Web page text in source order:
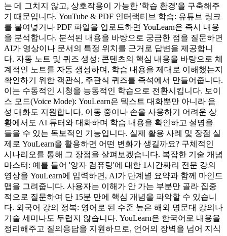
는 데 그치지 않고, 상호작용이 가능한 '학습 환경'을 구축해주
기 때문입니다. YouTube & PDF 인터랙티브 학습: 유튜브 링크
를 붙여넣거나 PDF 파일을 업로드하면 YouLearn은 즉시 내용
을 분석합니다. 분석된 내용을 바탕으로 궁금한 점을 질문하면
AI가 영상이나 문서의 특정 위치를 근거로 답변을 제공합니
다. 자동 노트 및 퀴즈 생성: 콘텐츠의 핵심 내용을 바탕으로 체
계적인 노트를 자동 생성하며, 학습 내용을 제대로 이해했는지
확인하기 위한 객관식, 주관식 퀴즈를 즉석에서 만들어줍니다.
이는 수동적인 시청을 능동적인 학습으로 전환시킵니다. 보이
스 모드(Voice Mode): YouLearn은 텍스트 대화뿐만 아니라 음
성 대화도 지원합니다. 이동 중이나 손을 사용하기 어려운 상
황에서도 AI 튜터와 대화하며 학습 내용을 확인하고 설명을
들을 수 있는 독보적인 기능입니다. 실제 활용 사례 및 장점 실
제로 YouLearn을 활용하면 어떤 변화가 생길까요? 구체적인
시나리오를 통해 그 장점을 살펴보겠습니다. 복잡한 기술 개념
마스터: 예를 들어 '양자 컴퓨팅'에 대한 1시간짜리 전문 강의
영상을 YouLearn에 입력하면, AI가 단계별 요약과 함께 마인드
맵을 그려줍니다. 사용자는 이해가 안 가는 부분만 골라 집중
적으로 질문하여 단 15분 만에 핵심 개념을 파악할 수 있습니
다. 외국어 강의 정복: 영어로 된 수준 높은 해외 명문대 강의나
기술 세미나도 두렵지 않습니다. YouLearn은 한국어로 내용을
정리해주고 질의응답을 지원하므로, 언어의 장벽을 넘어 지식